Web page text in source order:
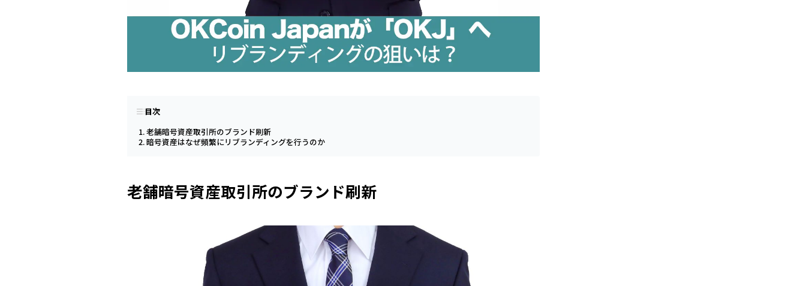
目次
老舗暗号資産取引所のブランド刷新
暗号資産はなぜ頻繁にリブランディングを行うのか
老舗暗号資産取引所のブランド刷新